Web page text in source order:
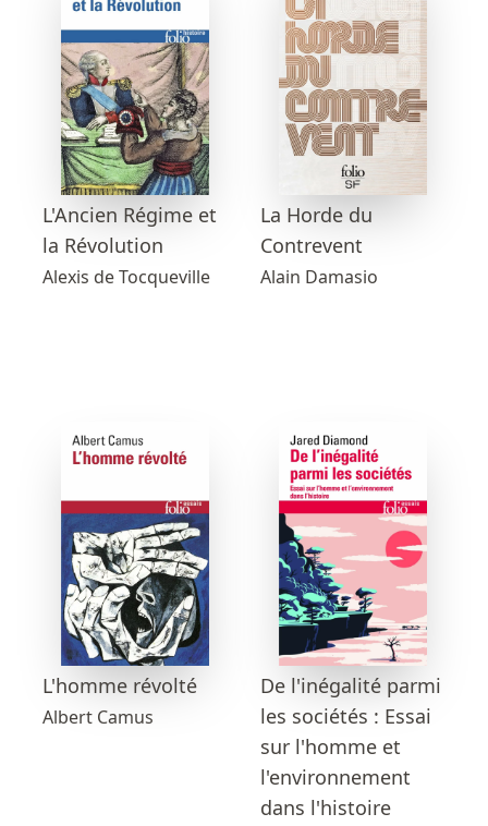
L'Ancien Régime et
la Révolution
Alexis de Tocqueville
La Horde du
Contrevent
Alain Damasio
L'homme révolté
Albert Camus
De l'inégalité parmi
les sociétés : Essai
sur l'homme et
l'environnement
dans l'histoire